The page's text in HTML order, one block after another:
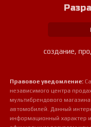
создание,
Правовое уведомление:
независимого центра
мультибрендового
автомобилей. Данный
информационный характер